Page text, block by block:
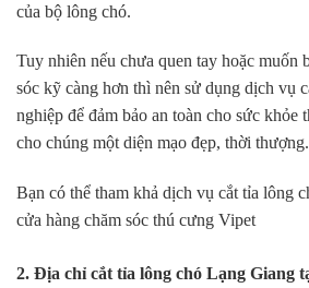
của bộ lông chó.
Tuy nhiên nếu chưa quen tay hoặc muốn
sóc kỹ càng hơn thì nên sử dụng dịch vụ
nghiệp để đảm bảo an toàn cho sức khỏe
cho chúng một diện mạo đẹp, thời thượng.
Bạn có thể tham khả dịch vụ cắt tỉa lông
cửa hàng chăm sóc thú cưng Vipet
2. Địa chỉ cắt tỉa lông chó Lạng Giang